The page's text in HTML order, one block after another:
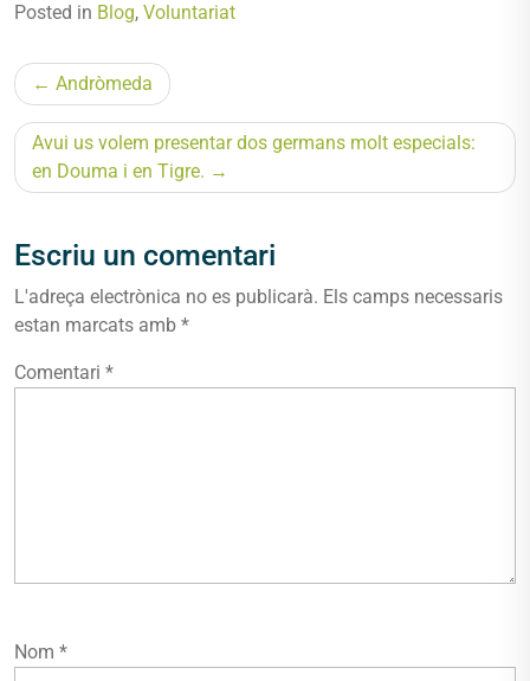
Posted in Blog, Voluntariat
Navegació
d'entrades
Andròmeda
Avui us volem presentar dos germans molt especials:
en Douma i en Tigre.
Escriu un comentari
L'adreça electrònica no es publicarà. Els camps necessaris
estan marcats amb *
Comentari *
Nom *